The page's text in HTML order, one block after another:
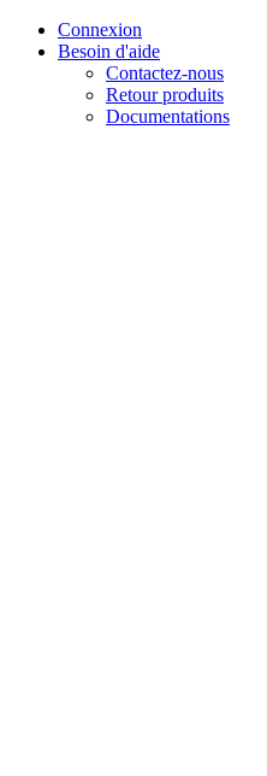
Connexion
Besoin d'aide
Contactez-nous
Retour produits
Documentations